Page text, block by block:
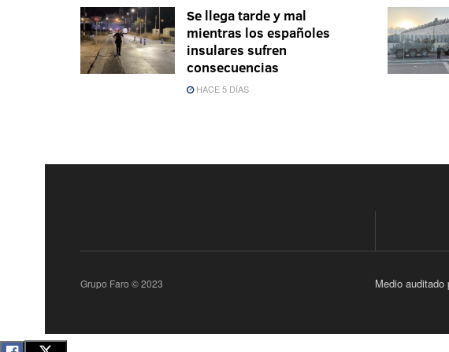
Se llega tarde y mal
mientras los españoles
insulares sufren
consecuencias
HACE 5 DÍAS
Medio auditado
Grupo Faro © 2023